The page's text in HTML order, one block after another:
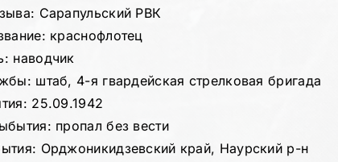
Сарапульский РВК
краснофлотец
наводчик
штаб, 4-я гвардейская стрелковая бригада
25.09.1942
пропал без вести
Орджоникидзевский край, Наурский р-н